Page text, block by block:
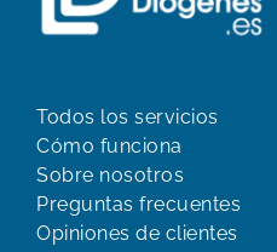
Todos los servicios
Cómo funciona
Sobre nosotros
Preguntas frecuentes
Opiniones de clientes